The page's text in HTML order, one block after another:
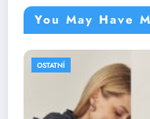
You May Have
OSTATNÍ